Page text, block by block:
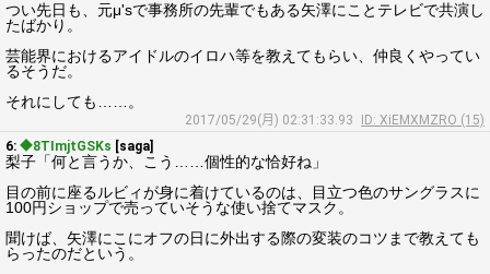
つい先日も、元μ'sで事務所の先輩でもある矢澤にことテレビで共演し
たばかり。
芸能界におけるアイドルのイロハ等を教えてもらい、仲良くやってい
るそうだ。
それにしても……。
2017/05/29(月) 02:31:33.93
ID: XiEMXMZRO (15)
6: ◆8TImjtGSKs [saga]
梨子「何と言うか、こう……個性的な恰好ね」
目の前に座るルビィが身に着けているのは、目立つ色のサングラスに
100円ショップで売っていそうな使い捨てマスク。
聞けば、矢澤にこにオフの日に外出する際の変装のコツまで教えても
らったのだという。